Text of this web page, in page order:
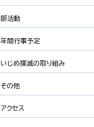
部活動
年間行事予定
いじめ撲滅の取り組み
その他
アクセス